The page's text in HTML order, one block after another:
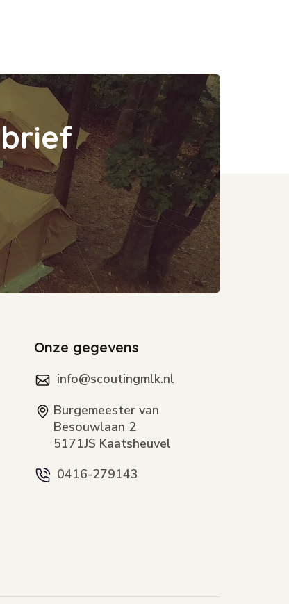
brief
Onze gegevens
info@scoutingmlk.nl
Burgemeester van
Besouwlaan 2
5171JS Kaatsheuvel
0416-279143